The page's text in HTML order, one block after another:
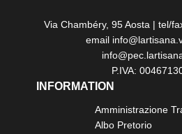
Via Chambéry, 95 Aosta | tel/
email
P.IVA:
INFORMATION
Amministrazione
Albo Pretorio